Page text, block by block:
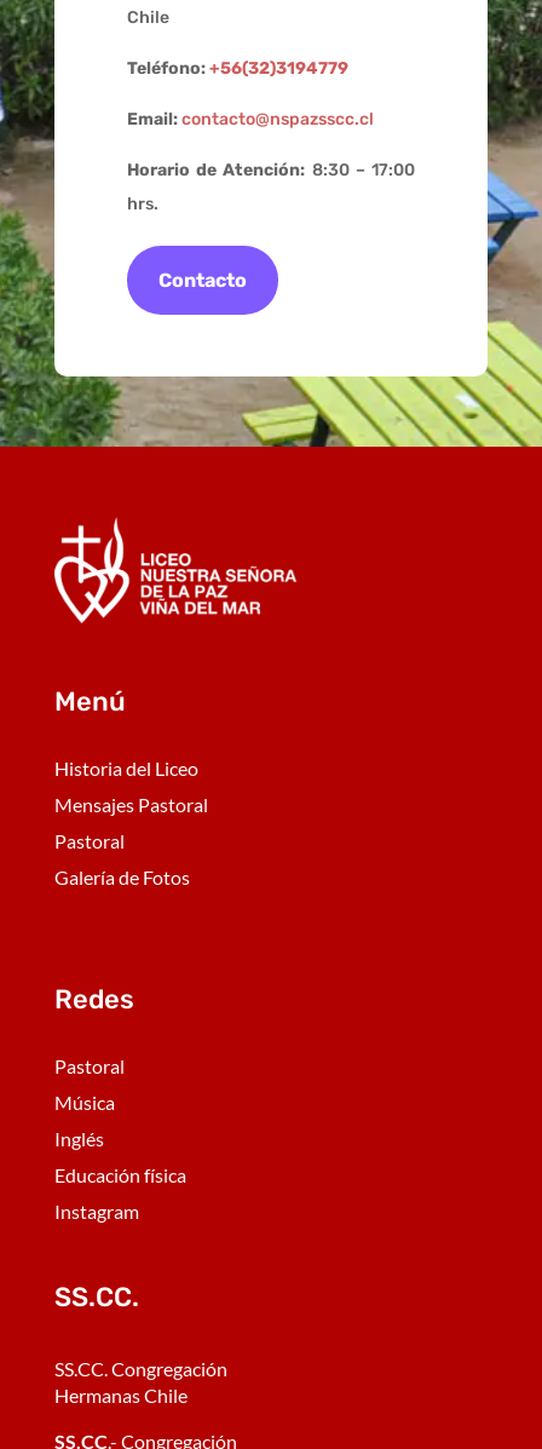
Chile
Teléfono:+56(32)3194779
Email:contacto@nspazsscc.cl
Horario de Atención: 8:30 – 17:00
hrs.
Contacto
Menú
Historia del Liceo
Mensajes Pastoral
Pastoral
Galería de Fotos
Redes
Pastoral
Música
Inglés
Educación física
Instagram
SS.CC.
SS.CC. Congregación
Hermanas Chile
SS.CC.- Congregación